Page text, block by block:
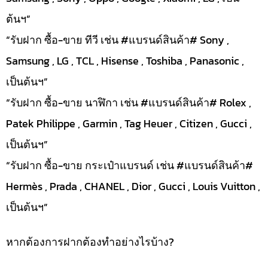
ต้นฯ”
“รับฝาก ซื้อ-ขาย ทีวี เช่น #แบรนด์สินค้า# Sony ,
Samsung , LG , TCL , Hisense , Toshiba , Panasonic ,
เป็นต้นฯ”
“รับฝาก ซื้อ-ขาย นาฬิกา เช่น #แบรนด์สินค้า# Rolex ,
Patek Philippe , Garmin , Tag Heuer , Citizen , Gucci ,
เป็นต้นฯ”
“รับฝาก ซื้อ-ขาย กระเป๋าแบรนด์ เช่น #แบรนด์สินค้า#
Hermès , Prada , CHANEL , Dior , Gucci , Louis Vuitton ,
เป็นต้นฯ”
หากต้องการฝากต้องทำอย่างไรบ้าง?